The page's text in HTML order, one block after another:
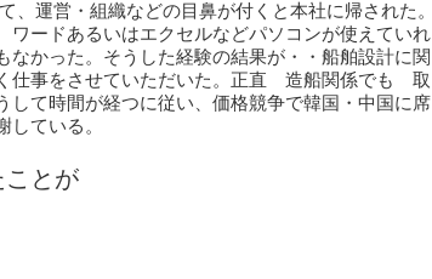
運営・組織などの目鼻が付くと本社に帰された。
ードあるいはエクセルなどパソコンが使えていれ
かった。そうした経験の結果が・・船舶設計に関
仕事をさせていただいた。正直 造船関係でも 取
て時間が経つに従い、価格競争で韓国・中国に席
ている。
とが